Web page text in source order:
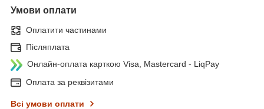
Умови оплати
Оплатити частинами
Післяплата
Онлайн-оплата карткою Visa, Mastercard - LiqPay
Оплата за реквізитами
Всі умови оплати